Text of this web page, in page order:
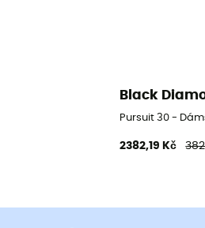
Black
Pursuit 30 -
2382,19 Kč